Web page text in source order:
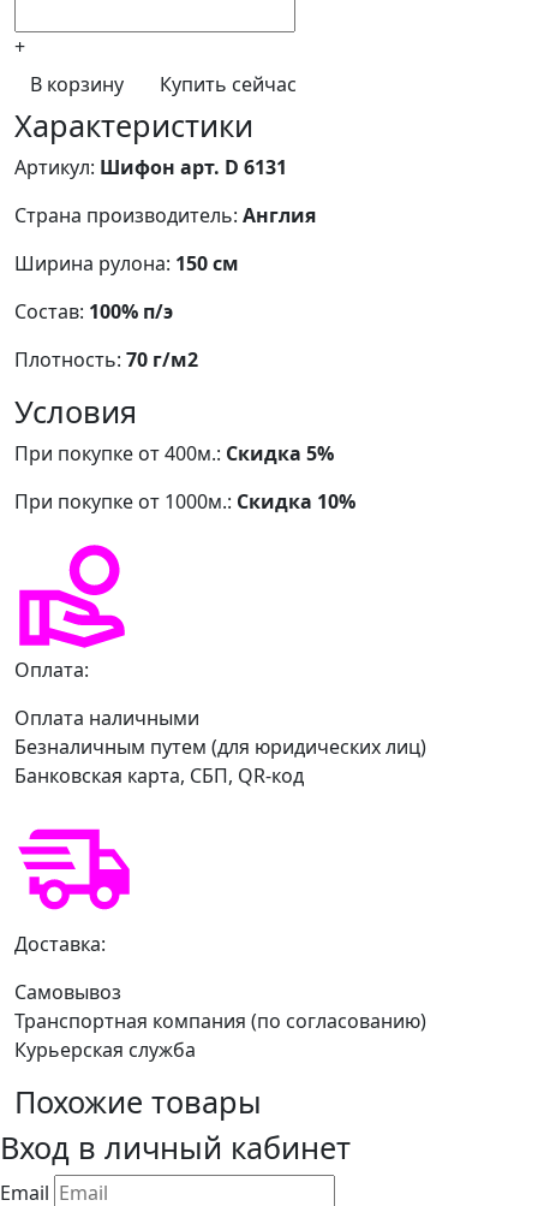
+
В корзину
Купить сейчас
Характеристики
Артикул: Шифон арт. D 6131
Страна производитель: Англия
Ширина рулона: 150 см
Состав: 100% п/э
Плотность: 70 г/м2
Условия
При покупке от 400м.: Скидка 5%
При покупке от 1000м.: Скидка 10%
Оплата:
Оплата наличными
Безналичным путем (для юридических лиц)
Банковская карта, СБП, QR-код
Доставка:
Самовывоз
Транспортная компания (по согласованию)
Курьерская служба
Похожие товары
Вход в личный кабинет
Email